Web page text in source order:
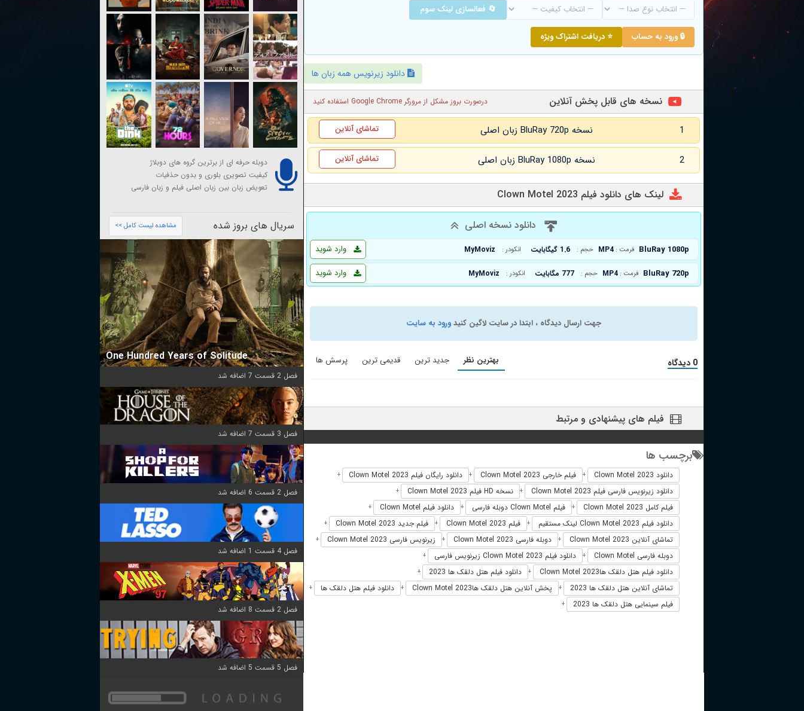
🔄 فعالسازی لینک سوم
🔒 ورود به حساب ⭐ دریافت اشتراک ویژه
دانلود زیرنویس همه زبان ها
نسخه های قابل پخش آنلاین درصورت بروز مشکل از مرورگر Google Chrome استفاده کنید
1 نسخه BluRay 720p زبان اصلی تماشای آنلاین
2 نسخه BluRay 1080p زبان اصلی تماشای آنلاین
لینک های دانلود فیلم Clown Motel 2023
دانلود نسخه اصلی
BluRay 1080p فرمت : MP4 حجم : 1.6 گیگابایت انکودر : MyMoviz
وارد شوید
BluRay 720p فرمت : MP4 حجم : 777 مگابایت انکودر : MyMoviz وارد شوید
جهت ارسال دیدگاه ، ابتدا در سایت لاگین کنیدورود به سایت
0 دیدگاه بهترین نظر جدید ترین قدیمی ترین پرسش ها
فیلم های پیشنهادی و مرتبط
برچسب ها
دانلود Clown Motel 2023 + فیلم خارجی Clown Motel 2023 + دانلود رایگان فیلم Clown Motel 2023 +
دانلود زیرنویس فارسی فیلم Clown Motel 2023 + نسخه HD فیلم Clown Motel 2023 +
فیلم کامل Clown Motel 2023 + فیلم Clown Motel دوبله فارسی + دانلود فیلم Clown Motel +
دانلود فیلم Clown Motel 2023 لینک مستقیم + فیلم Clown Motel 2023 + فیلم جدید Clown Motel 2023 +
تماشای آنلاین Clown Motel 2023 + دوبله فارسی Clown Motel 2023 + زیرنویس فارسی Clown Motel 2023 +
دوبله فارسی Clown Motel + دانلود فیلم Clown Motel 2023 زیرنویس فارسی +
دانلود فیلم هتل دلقک هاClown Motel 2023 + دانلود فیلم هتل دلقک ها 2023 +
تماشای آنلاین هتل دلقک ها 2023 + پخش آنلاین هتل دلقک هاClown Motel 2023 + دانلود فیلم هتل دلقک ها +
فیلم سینمایی هتل دلقک ها 2023 +
دوبله حرفه ای از برترین گروه های دوبلاژ
کیفیت تصویری بلوری و بدون حذفیات
تعویض زبان بین زبان اصلی فیلم و زبان فارسی
سریال های بروز شده مشاهده لیست کامل >>
One Hundred Years of Solitude
فصل 2 قسمت 7 اضافه شد
فصل 3 قسمت 7 اضافه شد
فصل 2 قسمت 6 اضافه شد
فصل 4 قسمت 1 اضافه شد
فصل 2 قسمت 8 اضافه شد
فصل 5 قسمت 5 اضافه شد